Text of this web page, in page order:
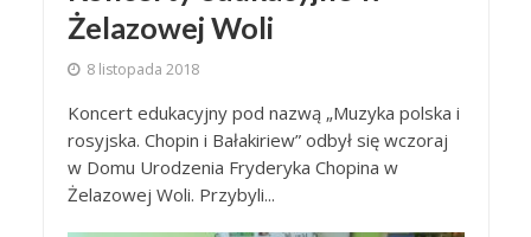
Żelazowej Woli
8 listopada 2018
Koncert edukacyjny pod nazwą „Muzyka polska i
rosyjska. Chopin i Bałakiriew” odbył się wczoraj
w Domu Urodzenia Fryderyka Chopina w
Żelazowej Woli. Przybyli...